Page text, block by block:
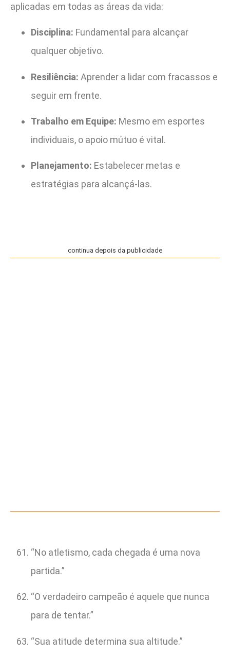
aplicadas em todas as áreas da vida:
Disciplina: Fundamental para alcançar
qualquer objetivo.
Resiliência: Aprender a lidar com fracassos e
seguir em frente.
Trabalho em Equipe: Mesmo em esportes
individuais, o apoio mútuo é vital.
Planejamento: Estabelecer metas e
estratégias para alcançá-las.
continua depois da publicidade
“No atletismo, cada chegada é uma nova
partida.”
“O verdadeiro campeão é aquele que nunca
para de tentar.”
“Sua atitude determina sua altitude.”